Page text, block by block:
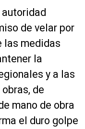
de velar por
las medidas
la
y a las
de
mano de obra
el duro golpe